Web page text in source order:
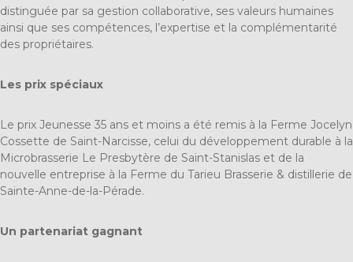
distinguée par sa gestion collaborative, ses valeurs humaines
ainsi que ses compétences, l’expertise et la complémentarité
des propriétaires.
Les prix spéciaux
Le prix Jeunesse 35 ans et moins a été remis à la Ferme Jocelyn
Cossette de Saint-Narcisse, celui du développement durable à la
Microbrasserie Le Presbytère de Saint-Stanislas et de la
nouvelle entreprise à la Ferme du Tarieu Brasserie & distillerie de
Sainte-Anne-de-la-Pérade.
Un partenariat gagnant